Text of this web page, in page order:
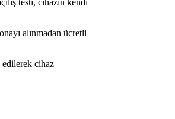
testi, cihazın kendi
alınmadan ücretli
edilerek cihaz